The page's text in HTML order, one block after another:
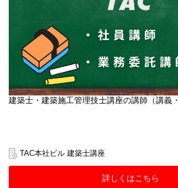
建築士・建築施工管理技士講座の講師（講義
TAC本社ビル 建築士講座
詳しくはこちら